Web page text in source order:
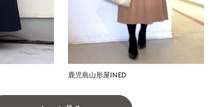
鹿児島山形屋INED